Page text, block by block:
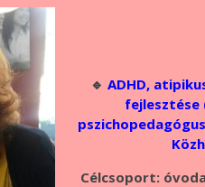
🔹 ADHD,
fejlesztése
Célcsoport: